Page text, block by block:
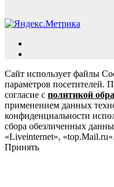
Сайт использует файлы
параметров посетителей.
согласие с политикой
применением данных
конфиденциальности
сбора обезличенных
«Liveinternet», «top.Mail.ru».
Принять